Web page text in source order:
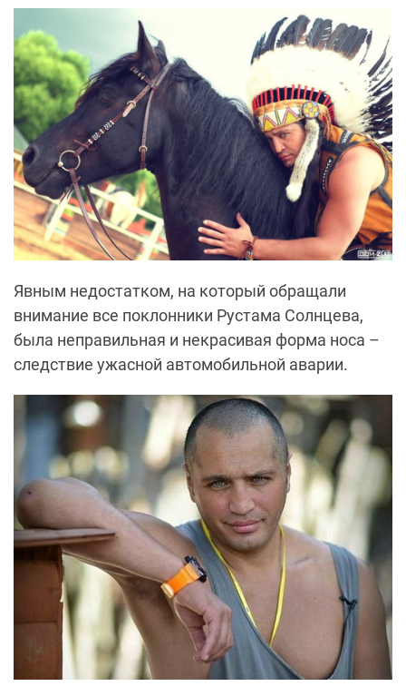
Явным недостатком, на который обращали
внимание все поклонники Рустама Солнцева,
была неправильная и некрасивая форма носа –
следствие ужасной автомобильной аварии.